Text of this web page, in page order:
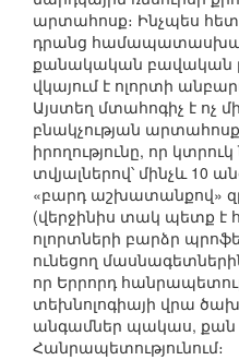
արտահոսք։ Ինչպես
դրանց համապատասխան
քանակական բավական
վկայում է ոլորտի
Այստեղ մտահոգիչ է ոչ
բնակչության
իրողությունը, որ
տվյալներով՝ մինչև 10
«բարդ աշխատանքով»
(վերջինիս տակ պետք
ոլորտների բարձր
ունեցող
որ Երրորդ
տեխնոլոգիայի վրա
անգամներ պակաս, քան
Հանրապետությունում։